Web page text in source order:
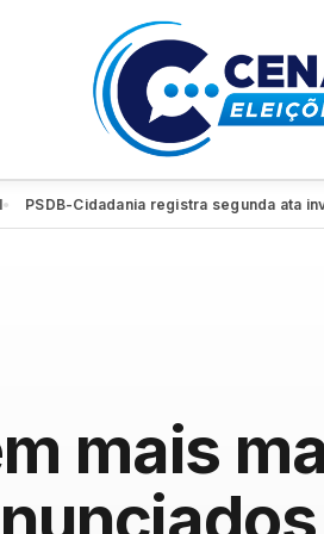
Cidadania registra segunda ata
mais